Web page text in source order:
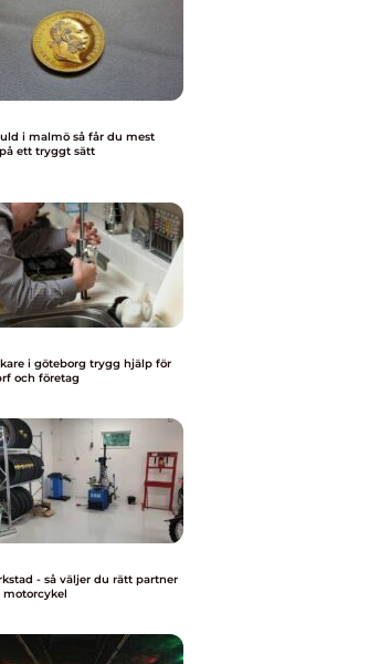
så får du mest
ett tryggt sätt
i göteborg trygg hjälp för
och företag
- så väljer du rätt partner